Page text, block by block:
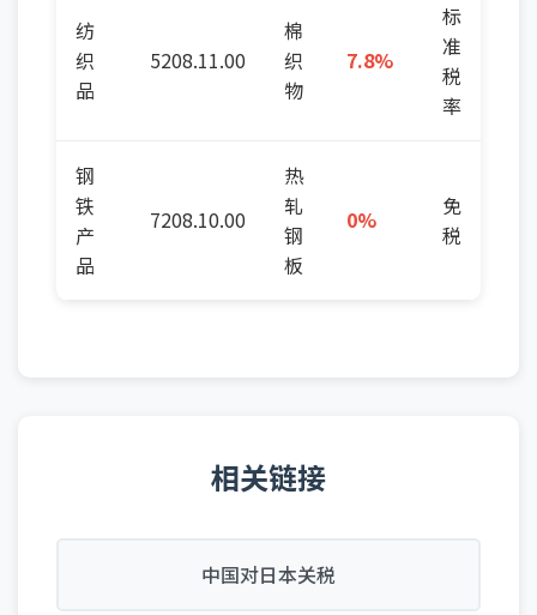
纺
织
品
5208.11.00
棉
织
物
7.8%
标
准
税
率
钢
铁
产
品
7208.10.00
热
轧
钢
板
0%
免
税
相关链接
中国对日本关税